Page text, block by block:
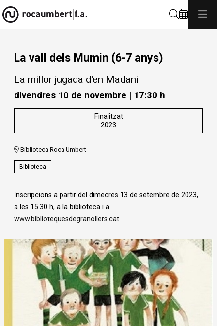
La vall dels Mumin (6-7 anys)
La millor jugada d'en Madani
divendres 10 de novembre | 17:30 h
Finalitzat
2023
Biblioteca Roca Umbert
Biblioteca
Inscripcions a partir del dimecres 13 de setembre de 2023,
a les 15.30 h, a la biblioteca i a
www.bibliotequesdegranollers.cat.